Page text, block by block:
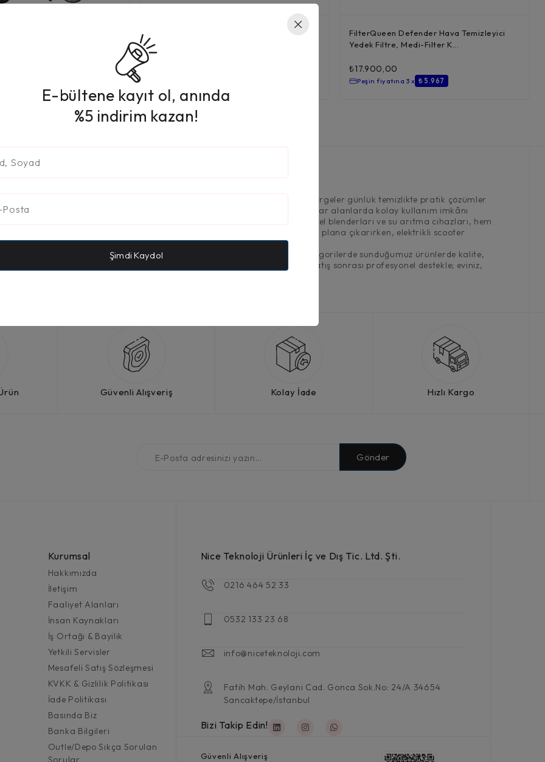
Hava Temizleyici
Yedek Filtresi, Aktif Kömür...
FilterQueen Defender Hava Temizleyici
Yedek Filtre, Medi-Filter K...
₺17.900,00
Peşin fiyatına 3 x ₺ 5.967
ürünleri avantajlı fırsatlarla bir araya getiriyoruz. Elektrikli süpürgeler günlük temizlikte pratik çözümler
ihtiyacı için etkili sonuçlar sağlar. Dikey süpürgeler, hafif yapılarıyla dar alanlarda kolay kullanım imkânı
özgür bir temizlik deneyimi sağlar. Mutfak aletleri arasında yer alan el blenderları ve su arıtma cihazları, hem
Profesyonel kullanım için geliştirilen özel ürün grupları dayanıklılığı ön plana çıkarırken, elektrikli scooter
alternatifi sunar.
ve kampanyalı ürünleri avantajlı fiyatlarla erişilebilir kılıyor. Tüm kategorilerde sunduğumuz ürünlerde kalite,
Kullanıcı dostu hizmet anlayışımız, hızlı teslimat seçeneklerimiz ve satış sonrası profesyonel destekle; eviniz,
şeyi tek çatı altında buluşturuyoruz.
Güvenli Alışveriş Kolay İade Hızlı Kargo
Gönder
Kurumsal
Hakkımızda
İletişim
Faaliyet Alanları
İnsan Kaynakları
İş Ortağı & Bayilik
Yetkili Servisler
Mesafeli Satış Sözleşmesi
KVKK & Gizlilik Politikası
İade Politikası
Basında Biz
Banka Bilgileri
Outle/Depo Sıkça Sorulan
Nice Teknoloji Ürünleri İç ve Dış Tic. Ltd. Şti.
0216 464 52 33
0532 133 23 68
info@niceteknoloji.com
Fatih Mah. Geylani Cad. Gonca Sok.No: 24/A 34654
Sancaktepe/İstanbul
Bizi Takip Edin!
Güvenli Alışveriş
E-bültene kayıt ol, anında
%5 indirim kazan!
Şimdi Kaydol